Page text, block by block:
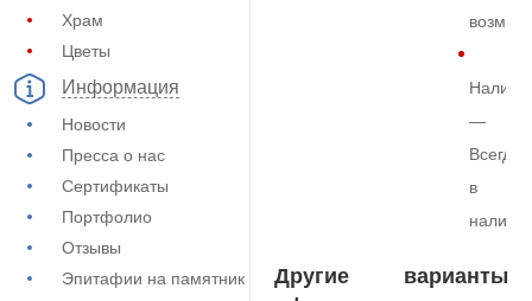
Храм
Цветы
Информация
Новости
Пресса о нас
Сертификаты
Портфолио
Отзывы
Эпитафии на памятник
—
Всегда
в
Другие варианты